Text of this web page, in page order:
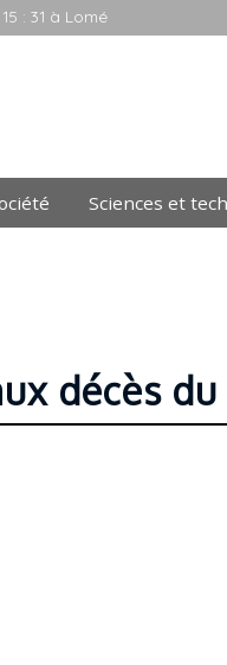
: 31 à Lomé
Sciences et
décès du